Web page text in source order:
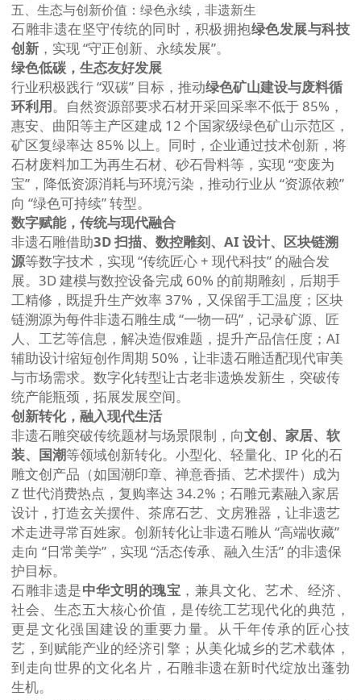
五、生态与创新价值：绿色永续，非遗新生
石雕非遗在坚守传统的同时，积极拥抱绿色发展与科技
创新 ，实现 “守正创新、永续发展”。
绿色低碳，生态友好发展
行业积极践行 “双碳” 目标，推动绿色矿山建设与废料循
环利用。自然资源部要求石材开采回采率不低于 85%，
惠安、曲阳等主产区建成 12 个国家级绿色矿山示范区，
矿区复绿率达 85% 以上。同时，企业通过技术创新，将
石材废料加工为再生石材、砂石骨料等，实现 “变废为
宝”，降低资源消耗与环境污染，推动行业从 “资源依赖”
向 “绿色可持续” 转型。
数字赋能，传统与现代融合
非遗石雕借助3D 扫描、数控雕刻、AI 设计、区块链溯
源等数字技术，实现 “传统匠心 + 现代科技” 的融合发
展。3D 建模与数控设备完成 60% 的前期雕刻，后期手
工精修，既提升生产效率 37%，又保留手工温度；区块
链溯源为每件非遗石雕生成 “一物一码”，记录矿源、匠
人、工艺等信息，解决造假难题，提升产品信任度；AI
辅助设计缩短创作周期 50%，让非遗石雕适配现代审美
与市场需求。数字化转型让古老非遗焕发新生，突破传
统产能瓶颈，拓展发展空间。
创新转化，融入现代生活
非遗石雕突破传统题材与场景限制，向文创、家居、软
装、国潮等领域创新转化。小型化、轻量化、IP 化的石
雕文创产品（如国潮印章、禅意香插、艺术摆件）成为
Z 世代消费热点，复购率达 34.2%；石雕元素融入家居
设计，打造玄关摆件、茶席石艺、文房雅器，让非遗艺
术走进寻常百姓家。创新转化让非遗石雕从 “高端收藏”
走向 “日常美学”，实现 “活态传承、融入生活” 的非遗保
护目标。
石雕非遗是中华文明的瑰宝 ，兼具文化、艺术、经济、
社会、生态五大核心价值，是传统工艺现代化的典范，
更是文化强国建设的重要力量。从千年传承的匠心技
艺，到赋能产业的经济引擎；从美化城乡的艺术载体，
到走向世界的文化名片，石雕非遗在新时代绽放出蓬勃
生机。